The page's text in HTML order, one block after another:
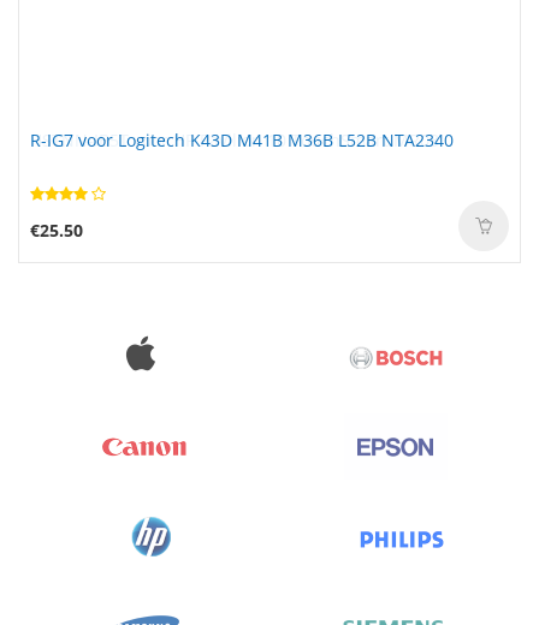
R-IG7 voor Logitech K43D M41B M36B L52B NTA2340
€25.50